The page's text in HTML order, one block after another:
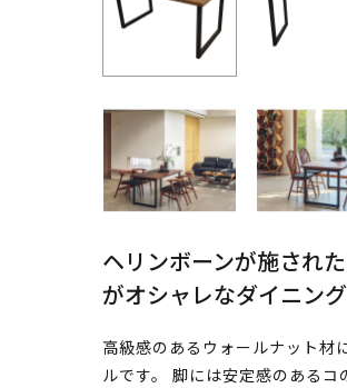
ヘリンボーンが施され
がオシャレなダイニン
高級感のあるウォールナット材
ルです。 脚には安定感のある